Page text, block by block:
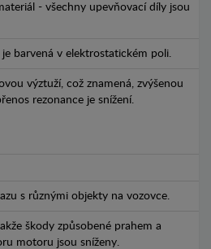
- všechny upevňovací díly jsou
barvená v elektrostatickém poli.
výztuží, což znamená, zvýšenou
rezonance je snížení.
s různými objekty na vozovce.
škody způsobené prahem a
motoru jsou sníženy.